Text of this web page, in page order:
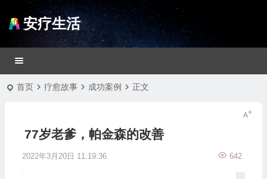
安疗生活
首页 疗愈故事 成功案例 正文
77岁老爹，帕金森的改善
2022年3月20日 11:19:36 642